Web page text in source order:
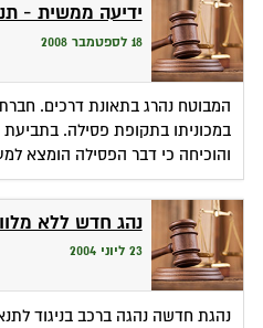
ידיעה ממשית -
18 לספטמבר 2008
המבוטח נהרג בתאונת דרכים.
במכוניתו בתקופת פסילה.
והוכיחה כי דבר הפסילה הומצא
נהג חדש ללא
23 ליוני 2004
נהגת חדשה נהגה ברכב בניגוד